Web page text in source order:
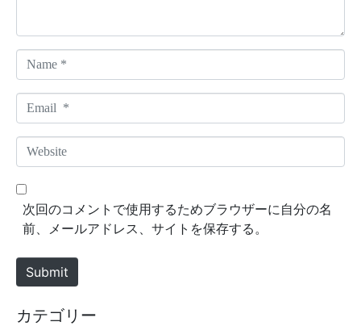
a
m
*
m
a
*
W
e
b
e
次回のコメントで使用するためブラウザーに自分の名
前、メールアドレス、サイトを保存する。
Submit
カテゴリー